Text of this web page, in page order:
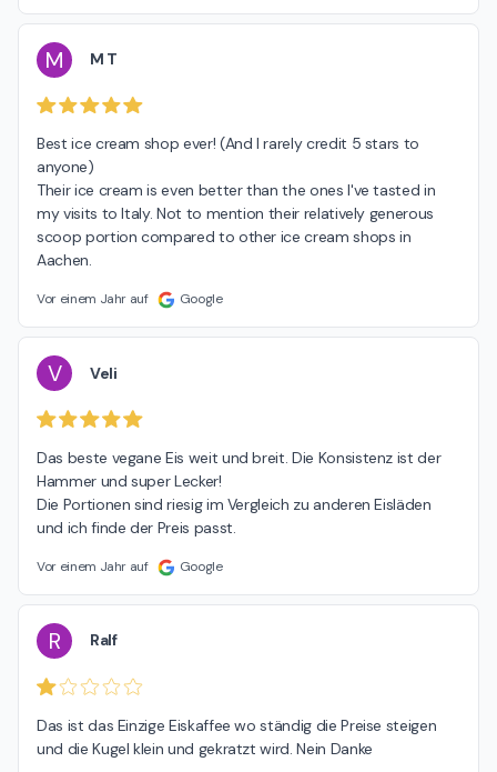
M M T
Best ice cream shop ever! (And I rarely credit 5 stars to
anyone)
Their ice cream is even better than the ones I've tasted in
my visits to Italy. Not to mention their relatively generous
scoop portion compared to other ice cream shops in
Aachen.
Vor einem Jahr auf Google
V Veli
Das beste vegane Eis weit und breit. Die Konsistenz ist der
Hammer und super Lecker!
Die Portionen sind riesig im Vergleich zu anderen Eisläden
und ich finde der Preis passt.
Vor einem Jahr auf Google
R Ralf
Das ist das Einzige Eiskaffee wo ständig die Preise steigen
und die Kugel klein und gekratzt wird. Nein Danke